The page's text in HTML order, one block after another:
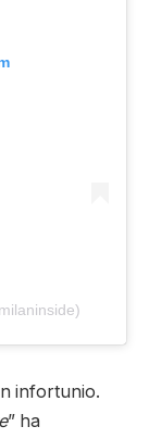
infortunio.
” ha